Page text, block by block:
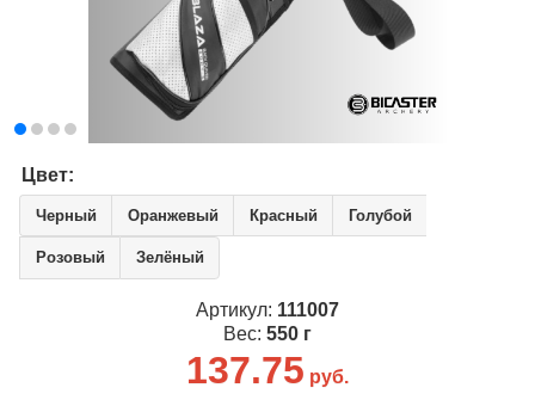
Цвет:
Черный Оранжевый Красный Голубой
Розовый Зелёный
Артикул: 111007
Вес: 550 г
137.75 руб.